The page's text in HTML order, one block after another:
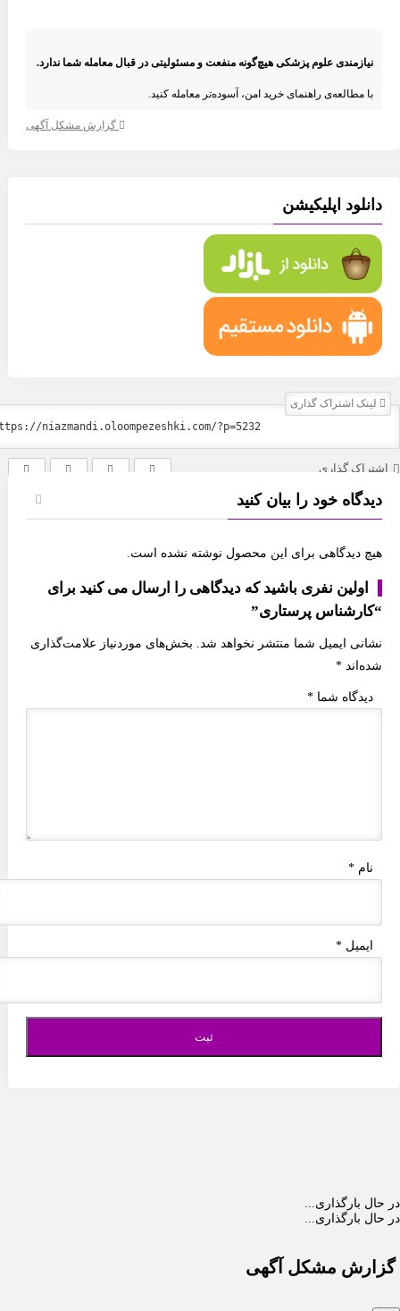
نیازمندی علوم پزشکی هیچ‌گونه منفعت و مسئولیتی در قبال معامله شما ندارد.
با مطالعه‌ی راهنمای خرید امن، آسوده‌تر معامله کنید.
گزارش مشکل آگهی
اپلیکیشن
اشتراک گذاری
گذاری
خود را بیان کنید
دیدگاهی برای این محصول نوشته نشده است.
اولین نفری باشید که دیدگاهی را ارسال می کنید برای
پرستاری”
ایمیل شما منتشر نخواهد شد. بخش‌های موردنیاز علامت‌گذاری
*
دیدگاه شما *
ایمیل*
بارگذاری...
بارگذاری...
مشکل آگهی